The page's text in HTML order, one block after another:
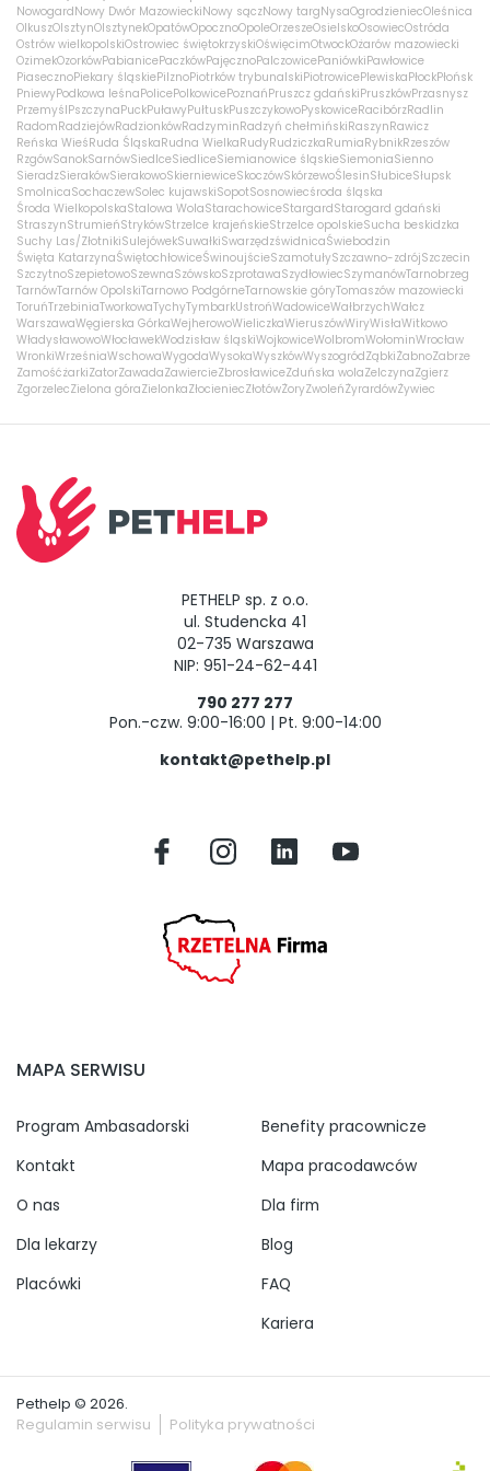
NowogardNowy Dwór MazowieckiNowy sączNowy targNysaOgrodzieniecOleśnica
OlkuszOlsztynOlsztynekOpatówOpocznoOpoleOrzeszeOsielskoOsowiecOstróda
Ostrów wielkopolskiOstrowiec świętokrzyskiOświęcimOtwockOżarów mazowiecki
OzimekOzorkówPabianicePaczkówPajęcznoPalczowicePaniówkiPawłowice
PiasecznoPiekary śląskiePilznoPiotrków trybunalskiPiotrowicePlewiskaPłockPłońsk
PniewyPodkowa leśnaPolicePolkowicePoznańPruszcz gdańskiPruszkówPrzasnysz
PrzemyślPszczynaPuckPuławyPułtuskPuszczykowoPyskowiceRacibórzRadlin
RadomRadziejówRadzionkówRadzyminRadzyń chełmińskiRaszynRawicz
Reńska WieśRuda ŚląskaRudna WielkaRudyRudziczkaRumiaRybnikRzeszów
RzgówSanokSarnówSiedlceSiedliceSiemianowice śląskieSiemoniaSienno
SieradzSierakówSierakowoSkierniewiceSkoczówSkórzewoŚlesinSłubiceSłupsk
SmolnicaSochaczewSolec kujawskiSopotSosnowiecśroda śląska
Środa WielkopolskaStalowa WolaStarachowiceStargardStarogard gdański
StraszynStrumieńStrykówStrzelce krajeńskieStrzelce opolskieSucha beskidzka
Suchy Las/ZłotnikiSulejówekSuwałkiSwarzędzświdnicaŚwiebodzin
Święta KatarzynaŚwiętochłowiceŚwinoujścieSzamotułySzczawno-zdrójSzczecin
SzczytnoSzepietowoSzewnaSzówskoSzprotawaSzydłowiecSzymanówTarnobrzeg
TarnówTarnów OpolskiTarnowo PodgórneTarnowskie góryTomaszów mazowiecki
ToruńTrzebiniaTworkowaTychyTymbarkUstrońWadowiceWałbrzychWałcz
WarszawaWęgierska GórkaWejherowoWieliczkaWieruszówWiryWisłaWitkowo
WładysławowoWłocławekWodzisław śląskiWojkowiceWolbromWołominWrocław
WronkiWrześniaWschowaWygodaWysokaWyszkówWyszogródZąbkiŻabnoZabrze
ZamośćżarkiZatorZawadaZawiercieZbrosławiceZduńska wolaZelczynaZgierz
ZgorzelecZielona góraZielonkaZłocieniecZłotówŻoryZwoleńŻyrardówŻywiec
PETHELP sp. z o.o.
ul. Studencka 41
02-735 Warszawa
NIP: 951-24-62-441
790 277 277
Pon.-czw. 9:00-16:00 | Pt. 9:00-14:00
kontakt@pethelp.pl
MAPA SERWISU
Program Ambasadorski
Kontakt
O nas
Dla lekarzy
Placówki
Benefity pracownicze
Mapa pracodawców
Dla firm
Blog
FAQ
Kariera
Pethelp © 2026.
Regulamin serwisu
Polityka prywatności